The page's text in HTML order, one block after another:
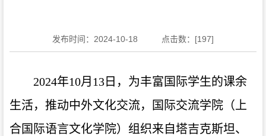
发布时间：2024-10-18 点击数：[197]
2024年10月13日，为丰富国际学生的课余
生活，推动中外文化交流，国际交流学院（上
合国际语言文化学院）组织来自塔吉克斯坦、